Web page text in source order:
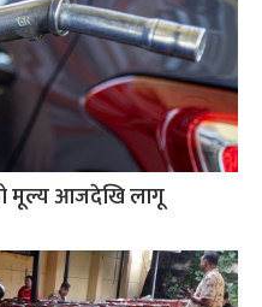
मूल्य आजदेखि लागू